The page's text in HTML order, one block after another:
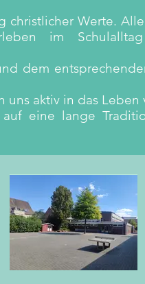
christlicher Werte.
im Schulalltag
dem
aktiv in das Leben
eine lange